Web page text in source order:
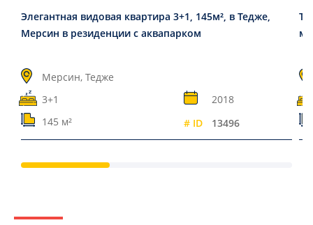
Элегантная видовая квартира 3+1, 145м², в Тедже,
Мерсин в резиденции с аквапарком
Мерсин, Тедже
3+1
2018
145 м²
# ID 13496